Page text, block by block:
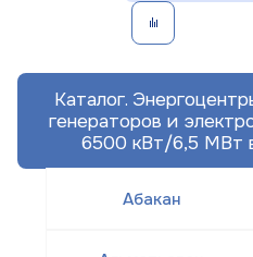
Каталог.
генераторов и
6500 кВт/6,5 МВт
Абакан